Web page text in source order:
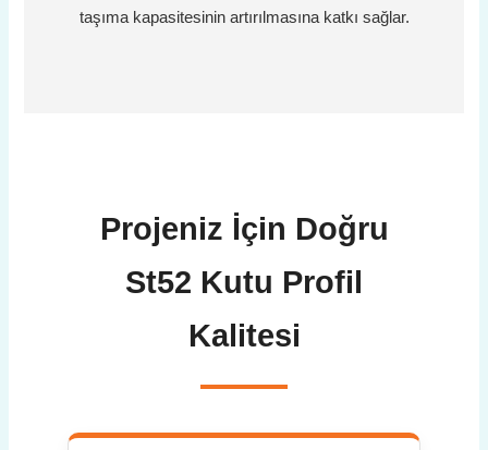
taşıma kapasitesinin artırılmasına katkı sağlar.
Projeniz İçin Doğru
St52 Kutu Profil
Kalitesi